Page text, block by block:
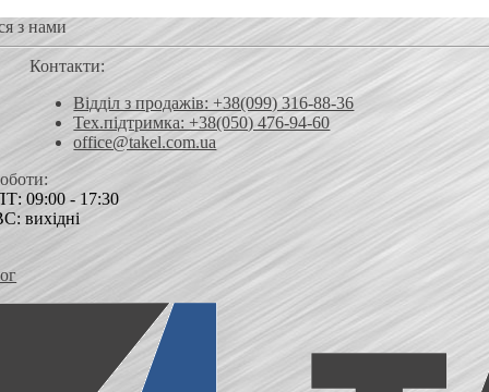
з нами
Контакти:
Відділ з продажів: +38(099) 316-88-36
Тех.підтримка: +38(050) 476-94-60
office@takel.com.ua
09:00 - 17:30
вихідні